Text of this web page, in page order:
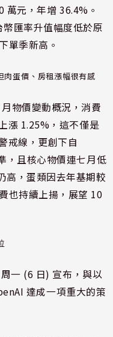
萬元，年增 36.4%。
幣匯率升值幅度低於原
單季新高。
蛋價、房租漲幅很有感
物價變動概況，消費
漲 1.25%，這不僅是
戒線，更創下自
，且核心物價連七月低
高，蛋類因去年基期較
也持續上揚，展望 10
一 (6 日) 宣布，與以
達成一項重大的策